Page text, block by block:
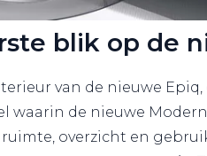
blik op de
van de nieuwe
waarin de nieuwe
overzicht en